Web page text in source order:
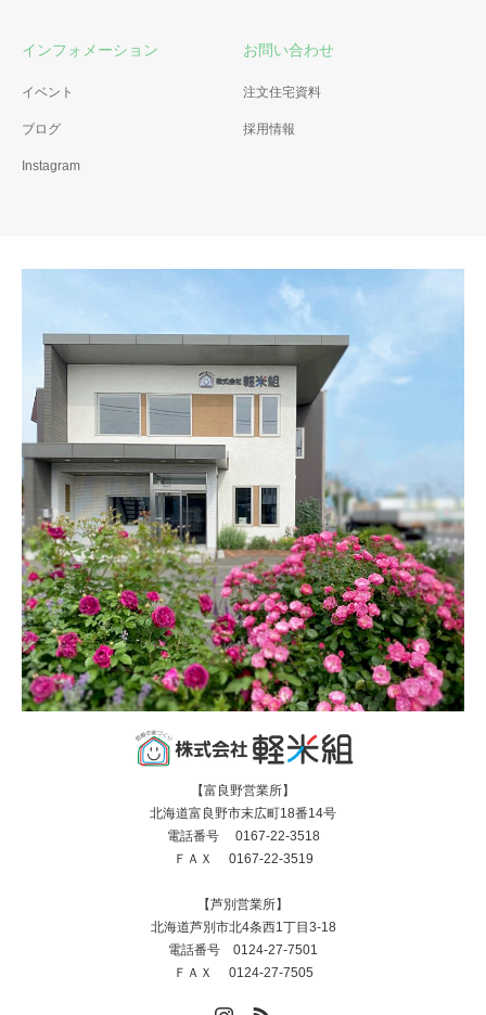
インフォメーション
イベント
ブログ
Instagram
お問い合わせ
注文住宅資料
採用情報
【富良野営業所】
北海道富良野市末広町18番14号
電話番号 0167-22-3518
ＦＡＸ 0167-22-3519
【芦別営業所】
北海道芦別市北4条西1丁目3-18
電話番号 0124-27-7501
ＦＡＸ 0124-27-7505